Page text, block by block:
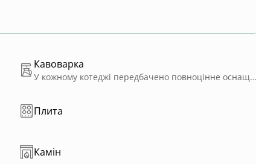
Кавоварка
У кожному котеджі передбачено повноцінне оснащення для приготування їжі: газова плита, кавоварка, чайник, холодильник, витяжка, посуд. У вітальні розташований камін, що створює атмосферу затишку. На терасі облаштована зона барбекю з газовим грилем. Wi-Fi в кожному котеджі.
Плита
Камін